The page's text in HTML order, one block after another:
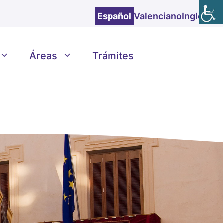
Español ValencianoInglés
Áreas Trámites